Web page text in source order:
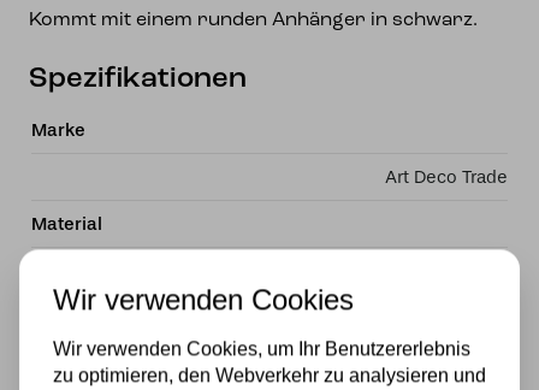
Kommt mit einem runden Anhänger in schwarz.
Spezifikationen
Marke
Art Deco Trade
Material
Stromversorgung
230v
Wir verwenden Cookies
Wir verwenden Cookies, um Ihr Benutzererlebnis
zu optimieren, den Webverkehr zu analysieren und